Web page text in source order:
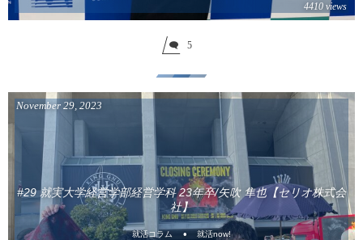
4410 views
5
#29 就実大学経営学部経営学科 23年卒/矢吹 隼也【セリオ株式会
社】
November 29, 2023
就活コラム 就活now!